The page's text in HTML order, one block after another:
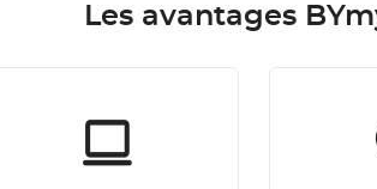
Les avantages